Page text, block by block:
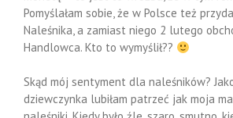
Pomyślałam sobie, że w Polsce też
Naleśnika, a zamiast niego 2 lutego
Handlowca. Kto to wymyślił??
Skąd mój sentyment dla naleśników?
dziewczynka lubiłam patrzeć jak moja